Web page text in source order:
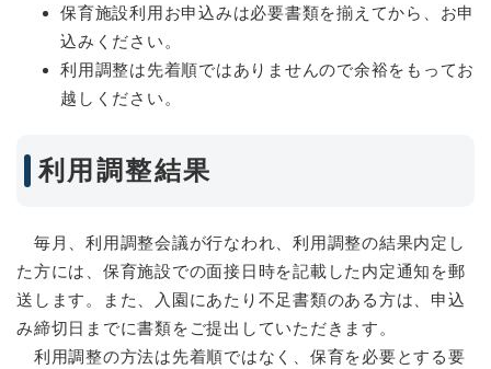
保育施設利用お申込みは必要書類を揃えてから、お申
込みください。
利用調整は先着順ではありませんので余裕をもってお
越しください。
利用調整結果
毎月、利用調整会議が行なわれ、利用調整の結果内定し
た方には、保育施設での面接日時を記載した内定通知を郵
送します。また、入園にあたり不足書類のある方は、申込
み締切日までに書類をご提出していただきます。
利用調整の方法は先着順ではなく、保育を必要とする要